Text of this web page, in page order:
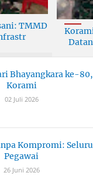
TMMD
Bhayangkara ke-80,
Korami
02 Juli 2026
Kompromi:
Pegawai
26 Juni 2026